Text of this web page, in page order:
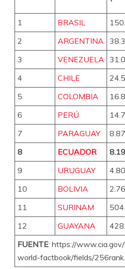
1
BRASIL
2
ARGENTINA
3
VENEZUELA
4
CHILE
5
COLOMBIA
6
PERÚ
7
PARAGUAY
8
ECUADOR
9
URUGUAY
10
BOLIVIA
11
SURINAM
12
GUAYANA
FUENTE: https://
world-factbook/fields/